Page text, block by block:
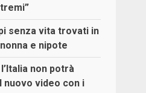
senza vita trovati in
e nipote
non potrà
video con i